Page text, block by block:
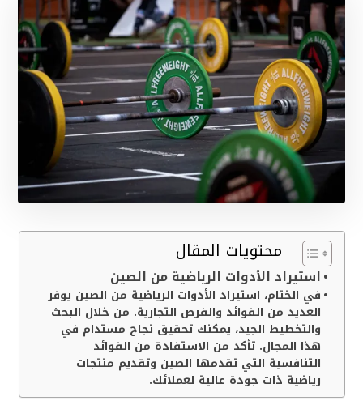
محتويات المقال
استيراد الأدوات الرياضية من الصين
في الختام، استيراد الأدوات الرياضية من الصين يوفر
العديد من الفوائد والفرص التجارية. من خلال البحث
والتخطيط الجيد، يمكنك تحقيق نجاح مستدام في
هذا المجال. تأكد من الاستفادة من الفوائد
التنافسية التي تقدمها الصين وتقديم منتجات
رياضية ذات جودة عالية لعملائك.